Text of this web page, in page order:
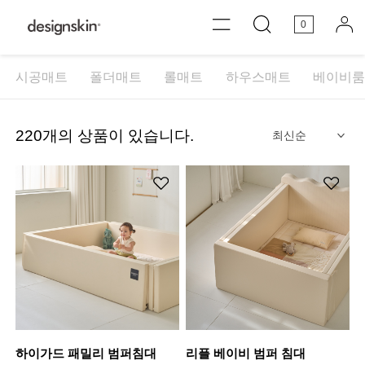
0
시공매트 폴더매트 롤매트 하우스매트 베이비룸
220개의 상품이 있습니다.
하이가드 패밀리 범퍼침대 리플 베이비 범퍼 침대